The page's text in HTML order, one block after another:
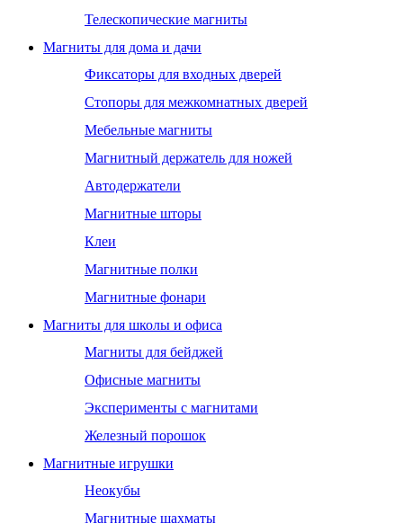
Телескопические магниты
Магниты для дома и дачи
Фиксаторы для входных дверей
Стопоры для межкомнатных дверей
Мебельные магниты
Магнитный держатель для ножей
Автодержатели
Магнитные шторы
Клеи
Магнитные полки
Магнитные фонари
Магниты для школы и офиса
Магниты для бейджей
Офисные магниты
Эксперименты с магнитами
Железный порошок
Магнитные игрушки
Неокубы
Магнитные шахматы